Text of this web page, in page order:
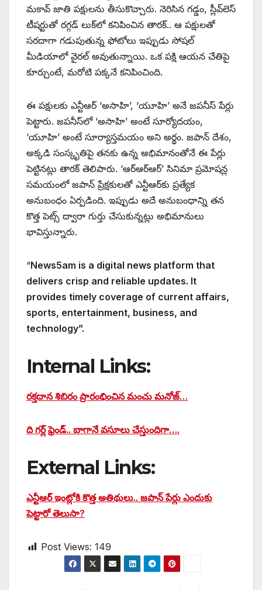
మకావ్ జాతి పక్షులను తీసుకొచ్చారు. నెరిసిన గడ్డం, స్లీవ్‌లెస్
టీషర్టుతో రగ్గడ్ లుక్‌లో కనిపించిన తారక్.. ఆ పక్షులతో
సరదాగా గడుపుతున్న ఫోటోలు ఇప్పుడు సోషల్
మీడియాలో వైరల్ అవుతున్నాయి. ఒక పక్షి ఆయన చేతిపై
కూర్చుంటే, మరోటి పక్కనే కనిపించింది.
ఈ పక్షులకు ఎన్టీఆర్ ‘అసాహి’, ‘యూహి’ అనే జపనీస్ పేర్లు
పెట్టారు. జపనీస్‌లో ‘అసాహి’ అంటే సూర్యోదయం,
‘యూహి’ అంటే సూర్యాస్తమయం అని అర్థం. జపాన్ దేశం,
అక్కడి సంస్కృతిపై తనకు ఉన్న అభిమానంతోనే ఈ పేర్లు
పెట్టినట్లు తారక్ తెలిపారు. ‘ఆర్ఆర్ఆర్’ సినిమా ప్రమోషన్ల
సమయంలో జపాన్ ప్రేక్షకులతో ఎన్టీఆర్‌కు ప్రత్యేక
అనుబంధం ఏర్పడింది. ఇప్పుడు అదే అనుబంధాన్ని తన
కొత్త పెట్స్ ద్వారా గుర్తు చేసుకున్నట్లు అభిమానులు
భావిస్తున్నారు.
“News5am is a digital news platform that
delivers crisp and reliable updates. It
provides timely coverage of current affairs,
sports, entertainment, business, and
technology”.
Internal Links:
రక్తదాన శిబిరం ప్రారంభించిన మంచు మనోజ్…
ది గర్ల్ ఫ్రెండ్.. బాగానే వసూలు చేస్తుందిగా….
External Links:
ఎన్టీఆర్ ఇంట్లోకి కొత్త అతిథులు.. జపాన్ పేర్లు ఎందుకు
పెట్టారో తెలుసా?
Post Views: 149